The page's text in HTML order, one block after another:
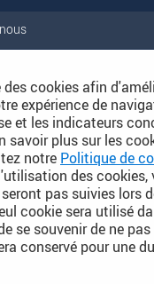
de Vente
cookies afin
expérience de
et les indicateurs
savoir plus sur les
notre Politique de
des cookies,
pas suivies lors
cookie sera utilisé
se souvenir de ne
conservé pour une